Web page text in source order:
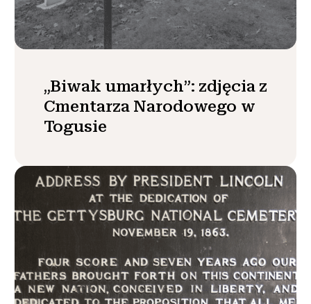
„Biwak umarłych”: zdjęcia z
Cmentarza Narodowego w
Togusie